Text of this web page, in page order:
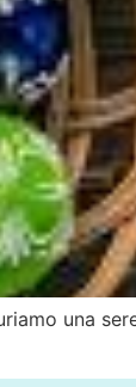
una